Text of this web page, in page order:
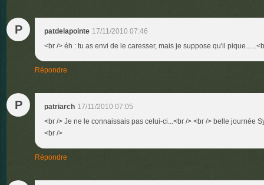
P patdelapointe 17/11/2010 07:46
<br /> éh : tu as envi de le caresser, mais je suppose qu'il
Répondre
P patriarch 17/11/2010 07:05
<br /> Je ne le connaissais pas celui-ci...<br /> <br /> belle journée
<br />
Répondre